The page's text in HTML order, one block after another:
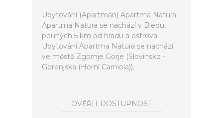
Ubytování (Apartmán) Apartma Natura.
Apartma Natura se nachází v Bledu,
pouhých 5 km od hradu a ostrova.
Ubytování Apartma Natura se nachází
ve městě Zgornje Gorje (Slovinsko -
Gorenjska (Horní Carniola)).
OVĚŘIT DOSTUPNOST